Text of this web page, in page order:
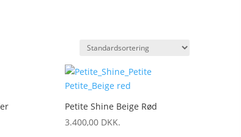
Petite Shine Beige Rød
3.400,00 DKK.